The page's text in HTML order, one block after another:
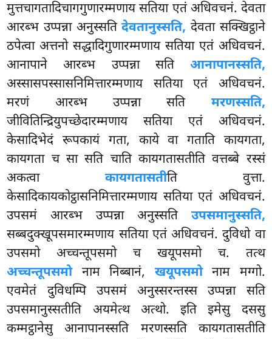
मुत्तचागतादिचागगुणारम्मणाय सतिया एतं अधिवचनं. देवता
आरब्भ उप्पन्ना अनुस्सतिदेवतानुस्सति, देवता सक्खिट्ठाने
ठपेत्वा अत्तनो सद्धादिगुणारम्मणाय सतिया एतं अधिवचनं.
आनापाने आरब्भ उप्पन्ना सति आनापानस्सति,
अस्सासपस्सासनिमित्तारम्मणाय सतिया एतं अधिवचनं.
मरणं आरब्भ उप्पन्ना सति मरणस्सति,
जीवितिन्द्रियुपच्छेदारम्मणाय सतिया एतं अधिवचनं.
केसादिभेदं रूपकायं गता, काये वा गताति कायगता,
कायगता च सा सति चाति कायगतासतीति वत्तब्बे रस्सं
अकत्वा कायगतासतीति वुत्ता.
केसादिकायकोट्ठासनिमित्तारम्मणाय सतिया एतं अधिवचनं.
उपसमं आरब्भ उप्पन्ना अनुस्सति उपसमानुस्सति,
सब्बदुक्खूपसमारम्मणाय सतिया एतं अधिवचनं. दुविधो वा
उपसमो अच्चन्तूपसमो च खयूपसमो च. तत्थ
अच्चन्तूपसमोनाम निब्बानं, खयूपसमोनाम मग्गो.
एवमेतं दुविधम्पि उपसमं अनुस्सरन्तस्स उप्पन्ना सति
उपसमानुस्सतीति अयमेत्थ अत्थो. इति इमेसु दससु
कम्मट्ठानेसु आनापानस्सति मरणस्सति कायगतासतीति